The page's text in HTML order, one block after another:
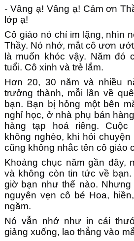
- Vâng ạ! Vâng ạ! Cảm ơn
lớp ạ!
Cô giáo nó chỉ im lặng, nhìn
Thầy. Nó nhớ, mắt cô ươn
là muốn khóc vậy. Năm đó
tuổi. Cô xinh và trẻ lắm.
Hơn 20, 30 năm và nhiều
trưởng thành, mỗi lần về
bạn. Bạn bị hỏng một bên
nghỉ học, ở nhà phụ bán
hàng tạp hoá riêng. Cuộc
không nghèo, khi hỏi
cũng không nhắc tên cô giáo
Khoảng chục năm gần đây,
và không còn tin tức về
giờ bạn như thế nào.
nguyên vẹn cô bé Hoa,
ngăm.
Nó vẫn nhớ như in cái
giảng xuống, lao thẳng vào